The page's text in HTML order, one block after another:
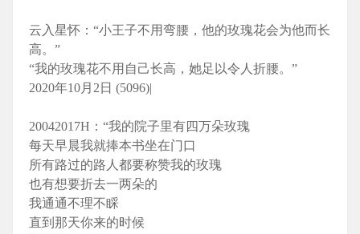
云入星怀：“小王子不用弯腰，他的玫瑰花会为他而长
高。”
“我的玫瑰花不用自己长高，她足以令人折腰。”
2020年10月2日 (5096)|
20042017H：“我的院子里有四万朵玫瑰
每天早晨我就捧本书坐在门口
所有路过的路人都要称赞我的玫瑰
也有想要折去一两朵的
我通通不理不睬
直到那天你来的时候